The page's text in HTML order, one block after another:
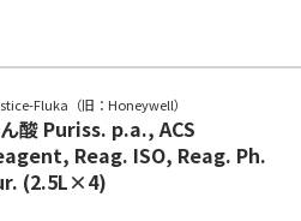
Fluka（旧：Honeywell）
酸 Puriss. p.a., ACS
Reag. ISO, Reag. Ph.
(2.5L×4)